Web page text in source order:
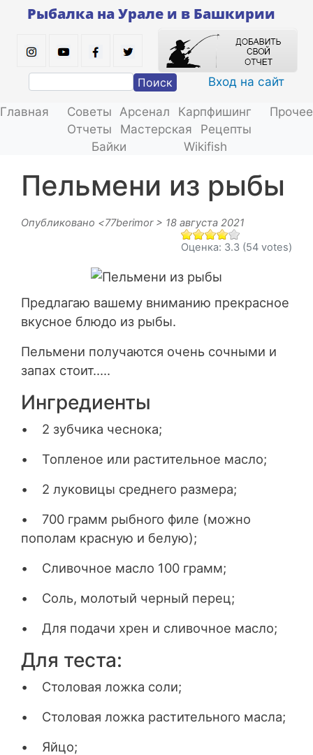
Перейти
основному
содержанию
Рыбалка на Урале и в Башкирии
Поиск Вход на сайт
Главная Советы Арсенал
Карпфишинг
Отчеты
Мастерская
Рецепты
Байки
Wikifish
Прочее
Пельмени из рыбы
Опубликовано <77berimor> 18 августа 2021
Оценка: 3.3 (54 votes)
Предлагаю вашему вниманию прекрасное
вкусное блюдо из рыбы.
Пельмени получаются очень сочными и
запах стоит…..
Ингредиенты
• 2 зубчика чеснока;
• Топленое или растительное масло;
• 2 луковицы среднего размера;
• 700 грамм рыбного филе (можно
пополам красную и белую);
• Сливочное масло 100 грамм;
• Соль, молотый черный перец;
• Для подачи хрен и сливочное масло;
Для теста:
• Столовая ложка соли;
• Столовая ложка растительного масла;
• Яйцо;